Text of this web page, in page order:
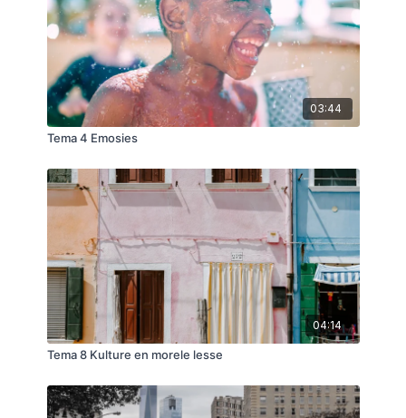
03:44
Tema 4 Emosies
04:14
Tema 8 Kulture en morele lesse